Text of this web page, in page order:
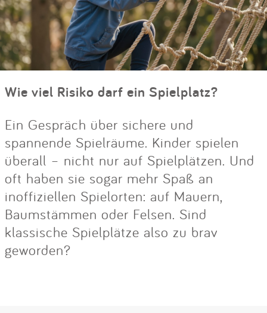
Wie viel Risiko darf ein Spielplatz?
Ein Gespräch über sichere und
spannende Spielräume. Kinder spielen
überall – nicht nur auf Spielplätzen. Und
oft haben sie sogar mehr Spaß an
inoffiziellen Spielorten: auf Mauern,
Baumstämmen oder Felsen. Sind
klassische Spielplätze also zu brav
geworden?